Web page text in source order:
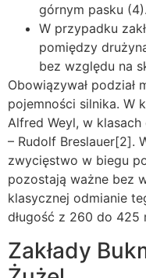
górnym pasku (4).
W przypadku
pomiędzy
bez względu na
Obowiązywał podział
pojemności silnika. W
Alfred Weyl, w
– Rudolf Breslauer[2].
zwycięstwo w biegu
pozostają ważne bez
klasycznej odmianie
długość z 260 do 425
Zakłady